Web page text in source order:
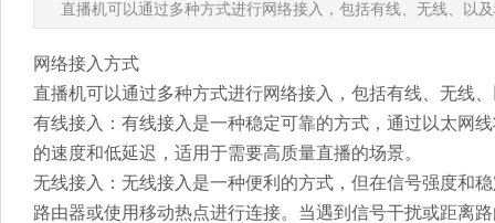
直播机可以通过多种方式进行网络接入，包括有线、无线、以
网络接入方式
直播机可以通过多种方式进行网络接入，包括有线、无线
有线接入：有线接入是一种稳定可靠的方式，通过以太网
的速度和低延迟，适用于需要高质量直播的场景。
无线接入：无线接入是一种便利的方式，但在信号强度和
路由器或使用移动热点进行连接。当遇到信号干扰或距离